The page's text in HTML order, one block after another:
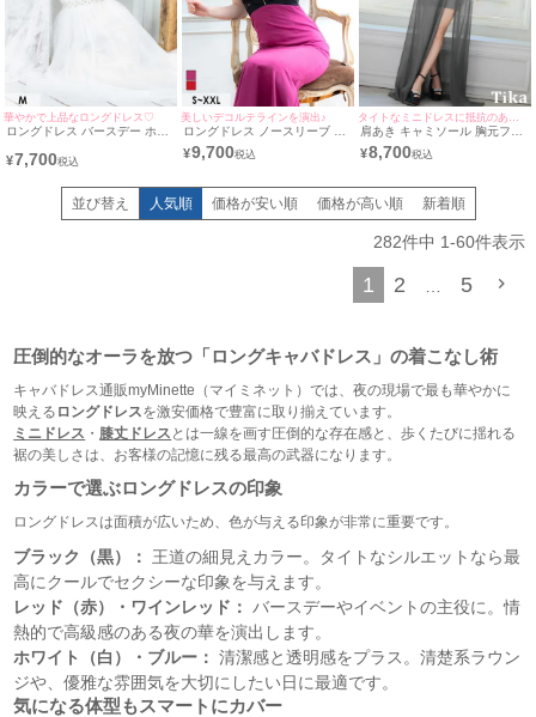
華やかで上品なロングドレス♡
ロングドレス バースデー ホル
ジュー チュール 胸元カバー 高
身長 Aライン 白 キャバドレス
[Tika/ティカ]
¥7,700
美しいデコルテラインを演出♪
ロングドレス ノースリーブ ネ
ックリボン ジップ 谷間 ヌーデ
ィーレース ストレッチ くびれ
(黒嵜菜々子着用)［tk-ld1218l-
h］ [Tika/ティカ]
¥9,700
肩あき キャミソール 胸元フリ
ル ウエストリボン レイヤード
シフォン Aライン ロングドレ
ティカ]
¥8,700
並び替え 人気順 価格が安い順 価格が高い順 新着順
282件中 1-60件表示
1 2 5
圧倒的なオーラを放つ「ロングキャバドレス」の着こなし術
キャバドレス通販myMinette（マイミネット）では、夜の現場で最も華やかに
映える ロングドレスを激安価格で豊富に取り揃えています。
ミニドレス ・ 膝丈ドレス とは一線を画す圧倒的な存在感と、歩くたびに揺れる
裾の美しさは、お客様の記憶に残る最高の武器になります。
カラーで選ぶロングドレスの印象
ロングドレスは面積が広いため、色が与える印象が非常に重要です。
ブラック（黒）：
王道の細見えカラー。タイトなシルエットなら最
高にクールでセクシーな印象を与えます。
レッド（赤）・ワインレッド： バースデーやイベントの主役に。情
熱的で高級感のある夜の華を演出します。
ホワイト（白）・ブルー： 清潔感と透明感をプラス。清楚系ラウン
ジや、優雅な雰囲気を大切にしたい日に最適です。
気になる体型もスマートにカバー